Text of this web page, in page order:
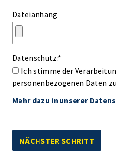
Dateianhang:
Datenschutz:*
Ich stimme der
personenbezogenen Daten
Mehr dazu in unserer